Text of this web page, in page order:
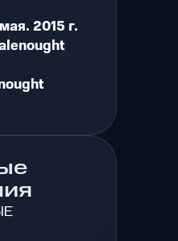
2015 г.